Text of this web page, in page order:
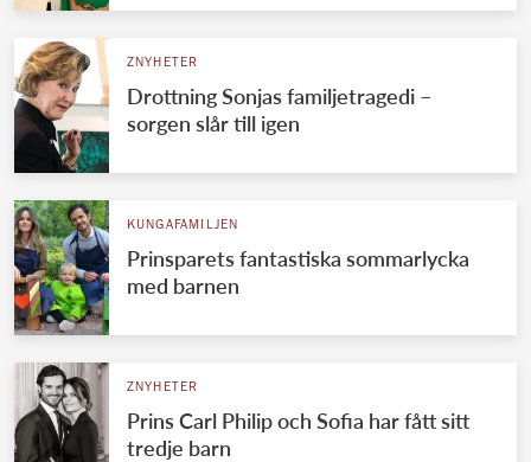
ZNYHETER
Drottning Sonjas familjetragedi –
sorgen slår till igen
KUNGAFAMILJEN
Prinsparets fantastiska sommarlycka
med barnen
ZNYHETER
Prins Carl Philip och Sofia har fått sitt
tredje barn